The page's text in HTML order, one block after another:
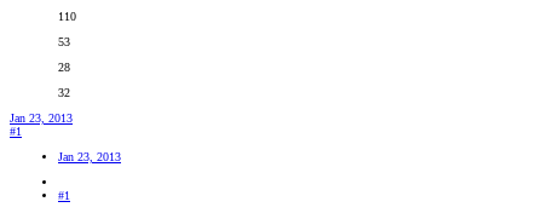
110
53
28
32
Jan 23, 2013
#1
Jan 23, 2013
#1